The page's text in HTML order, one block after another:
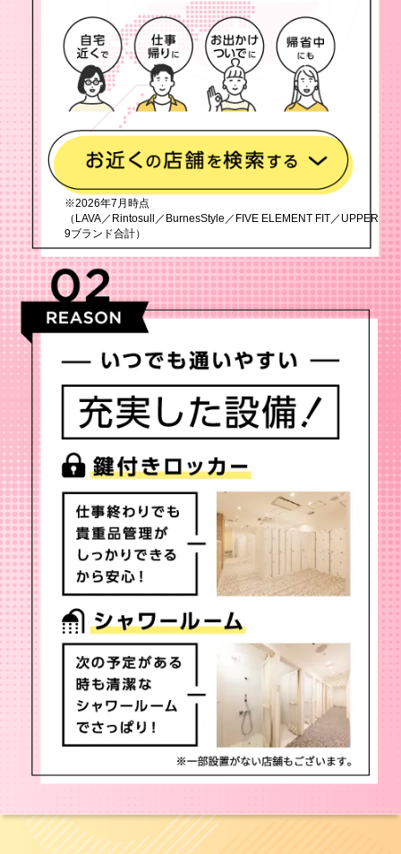
※2026年7月時点
（LAVA／Rintosull／BurnesStyle／FIVE ELEMENT FIT／UPPER
9ブランド合計）